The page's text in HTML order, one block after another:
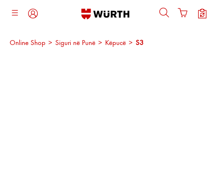
kryesore
Online Shop > Siguri në Punë > Këpucë > S3